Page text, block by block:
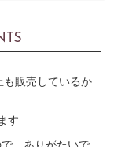
販売しているか
す